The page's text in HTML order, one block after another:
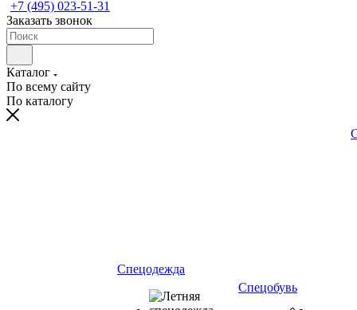
+7 (495) 023-51-31
Заказать звонок
Каталог
По всему сайту
По каталогу
Спецодежда
Спецобувь